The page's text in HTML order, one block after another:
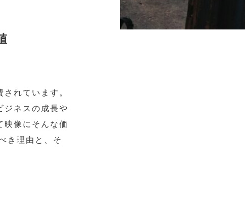
れています。
ジネスの成長や
映像にそんな価
き理由と、そ